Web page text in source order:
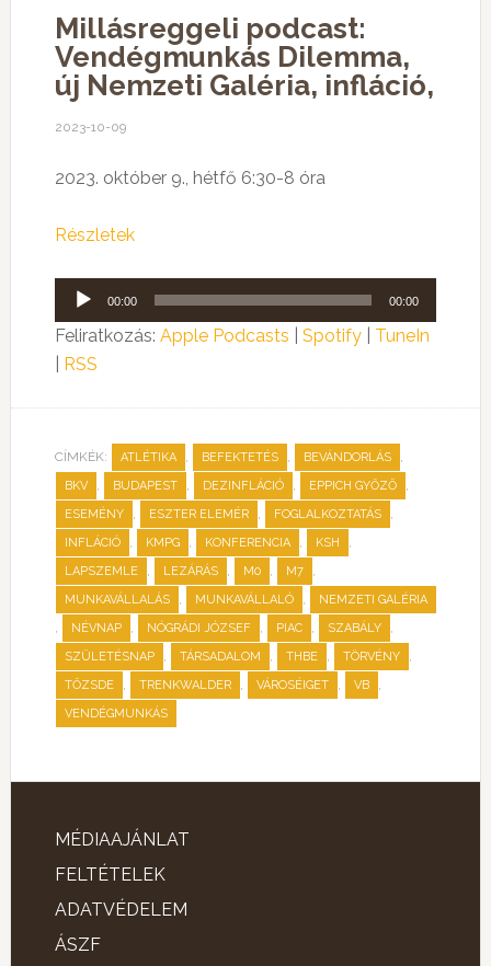
Millásreggeli podcast:
Vendégmunkás Dilemma,
új Nemzeti Galéria, infláció,
2023-10-09
2023. október 9., hétfő 6:30-8 óra
Részletek
Audió
lejátszó
00:00 00:00
Feliratkozás: Apple Podcasts Spotify| TuneIn
RSS
CÍMKÉK: ATLÉTIKA , BEFEKTETÉS , BEVÁNDORLÁS ,
BKV , BUDAPEST , DEZINFLÁCIÓ , EPPICH GYŐZŐ ,
ESEMÉNY , ESZTER ELEMÉR , FOGLALKOZTATÁS ,
INFLÁCIÓ , KMPG , KONFERENCIA , KSH ,
LAPSZEMLE , LEZÁRÁS , M0 , M7 ,
MUNKAVÁLLALÁS , MUNKAVÁLLALÓ , NEMZETI GALÉRIA
, NÉVNAP , NÓGRÁDI JÓZSEF , PIAC , SZABÁLY ,
SZÜLETÉSNAP , TÁRSADALOM , THBE , TÖRVÉNY ,
TŐZSDE , TRENKWALDER , VÁROSÉIGET , VB ,
VENDÉGMUNKÁS
MÉDIAAJÁNLAT
FELTÉTELEK
ADATVÉDELEM
ÁSZF